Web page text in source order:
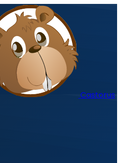
Castorus